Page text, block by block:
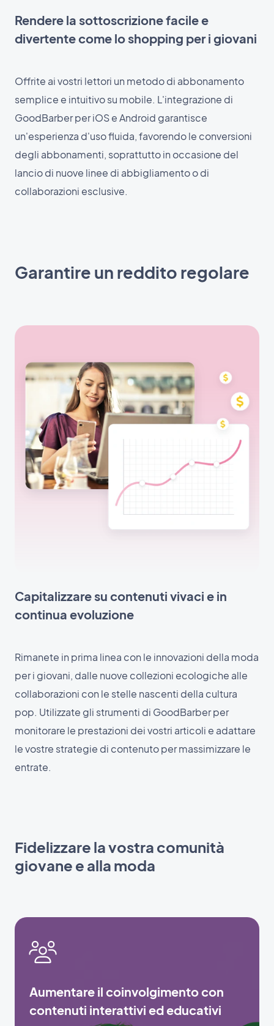
Rendere la sottoscrizione facile e
divertente come lo shopping per i giovani
Offrite ai vostri lettori un metodo di abbonamento
semplice e intuitivo su mobile. L'integrazione di
GoodBarber per iOS e Android garantisce
un'esperienza d'uso fluida, favorendo le conversioni
degli abbonamenti, soprattutto in occasione del
lancio di nuove linee di abbigliamento o di
collaborazioni esclusive.
Garantire un reddito regolare
Capitalizzare su contenuti vivaci e in
continua evoluzione
Rimanete in prima linea con le innovazioni della moda
per i giovani, dalle nuove collezioni ecologiche alle
collaborazioni con le stelle nascenti della cultura
pop. Utilizzate gli strumenti di GoodBarber per
monitorare le prestazioni dei vostri articoli e adattare
le vostre strategie di contenuto per massimizzare le
entrate.
Fidelizzare la vostra comunità
giovane e alla moda
Aumentare il coinvolgimento con
contenuti interattivi ed educativi